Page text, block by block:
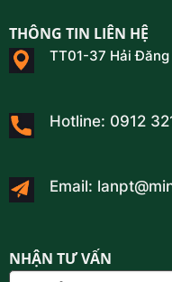
THÔNG TIN LIÊN HỆ
TT01-37 Hải Đăng
Hotline: 0912
Email:
NHẬN TƯ VẤN